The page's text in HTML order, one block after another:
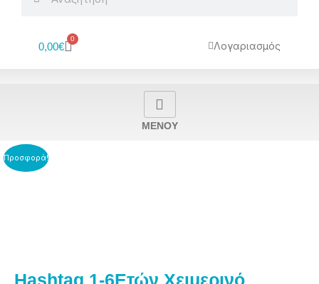
0,00€
0
Cart Λογαριασμός
MENOY
Προσφορά!
Hashtag 1-6Ετών Χειμερινό